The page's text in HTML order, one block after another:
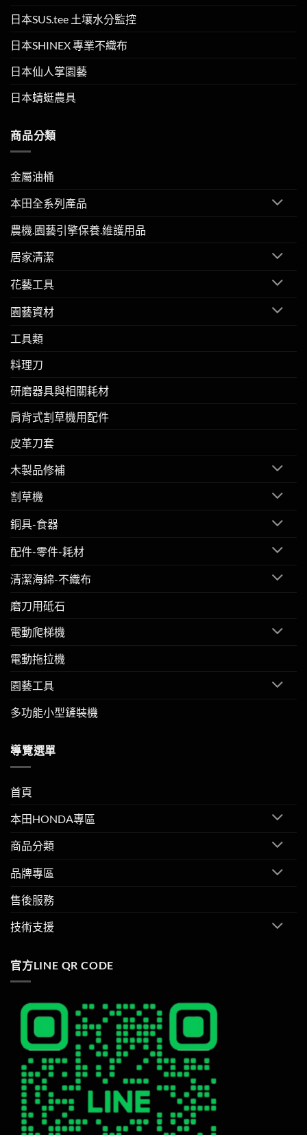
日本SUS.tee 土壤水分監控
日本SHINEX 專業不織布
日本仙人掌園藝
日本蜻蜓農具
商品分類
金屬油桶
本田全系列產品
農機.園藝引擎保養.維護用品
居家清潔
花藝工具
園藝資材
工具類
料理刀
研磨器具與相關耗材
肩背式割草機用配件
皮革刀套
木製品修補
割草機
銅具-食器
配件-零件-耗材
清潔海綿-不織布
磨刀用砥石
電動爬梯機
電動拖拉機
園藝工具
多功能小型鏟裝機
導覽選單
首頁
本田HONDA專區
商品分類
品牌專區
售後服務
技術支援
官方LINE QR CODE